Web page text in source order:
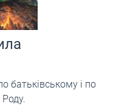
батьківському і по